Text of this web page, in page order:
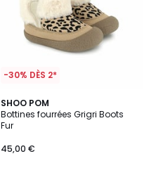
-30% DÈS 2*
SHOO POM
Bottines fourrées Grigri Boots
Fur
45,00 €